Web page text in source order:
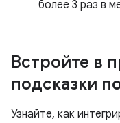
более 3 раз в
Встройте в
подсказки
Узнайте, как